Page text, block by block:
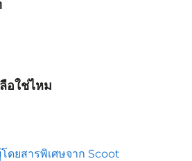
อใช่ไหม
ดยสารพิเศษจาก Scoot